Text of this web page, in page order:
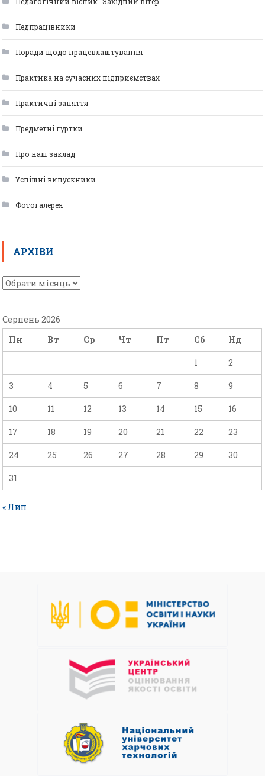
Педпрацівники
Поради щодо працевлаштування
Практика на сучасних підприємствах
Практичні заняття
Предметні гуртки
Про наш заклад
Успішні випускники
Фотогалерея
АРХІВИ
Серпень 2026
Пн
Вт Ср Чт Пт Сб Нд
1 2
3 4 5 6 7 8 9
10 11 12 13 14 15 16
17 18 19 20 21 22 23
24 25 26 27 28 29 30
31
« Лип